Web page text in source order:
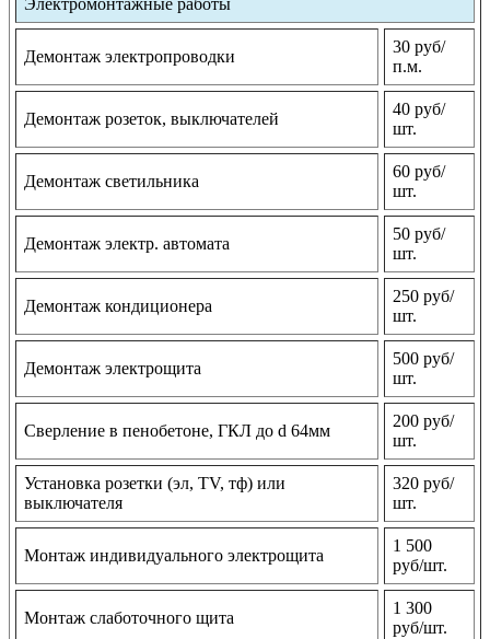
Электромонтажные работы
Демонтаж электропроводки
30 руб/
п.м.
Демонтаж розеток, выключателей
40 руб/
шт.
Демонтаж светильника
60 руб/
шт.
Демонтаж электр. автомата
50 руб/
шт.
Демонтаж кондиционера
250 руб/
шт.
Демонтаж электрощита
500 руб/
шт.
Сверление в пенобетоне, ГКЛ до d 64мм
200 руб/
шт.
Установка розетки (эл, TV, тф) или
выключателя
320 руб/
шт.
Монтаж индивидуального электрощита
1 500
руб/шт.
Монтаж слаботочного щита
1 300
руб/шт.